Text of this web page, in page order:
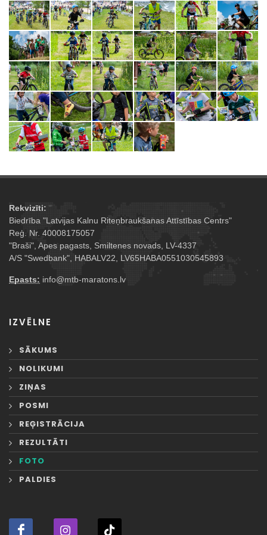
Rekvizīti:
Biedrība "Latvijas Kalnu Riteņbraukšanas Attīstības Centrs"
Reģ. Nr. 40008175057
"Braši", Apes pagasts, Smiltenes novads, LV-4337
A/S "Swedbank", HABALV22, LV65HABA0551030545893
Epasts: info@mtb-maratons.lv
IZVĒLNE
SĀKUMS
NOLIKUMI
ZIŅAS
POSMI
REĢISTRĀCIJA
REZULTĀTI
FOTO
PALDIES